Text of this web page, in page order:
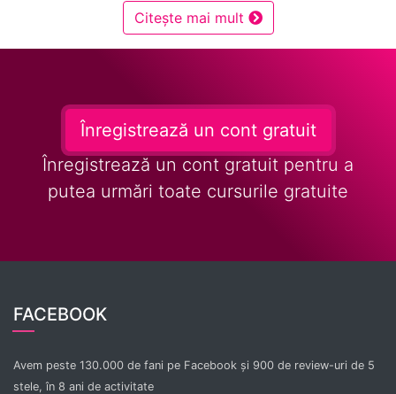
Citește mai mult
Înregistrează un cont gratuit
Înregistrează un cont gratuit pentru a
putea urmări toate cursurile gratuite
FACEBOOK
Avem peste 130.000 de fani pe Facebook și 900 de review-uri de 5
stele, în 8 ani de activitate